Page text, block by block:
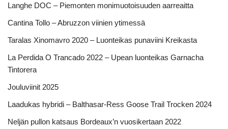
Langhe DOC – Piemonten monimuotoisuuden aarreaitta
Cantina Tollo – Abruzzon viinien ytimessä
Taralas Xinomavro 2020 – Luonteikas punaviini Kreikasta
La Perdida O Trancado 2022 – Upean luonteikas Garnacha
Tintorera
Jouluviinit 2025
Laadukas hybridi – Balthasar-Ress Goose Trail Trocken 2024
Neljän pullon katsaus Bordeaux’n vuosikertaan 2022